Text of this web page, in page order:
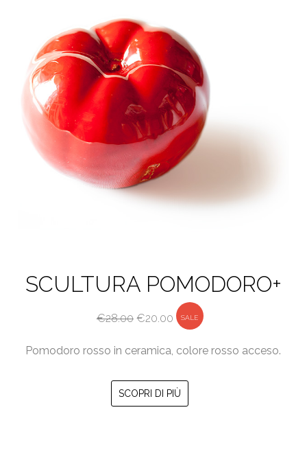
SCULTURA POMODORO+
€28.00 Il
originale
€28.00.
€20.00 Il
prezzo
attuale
€20.00.
SALE
Pomodoro rosso in ceramica, colore rosso acceso.
SCOPRI DI PIÙ